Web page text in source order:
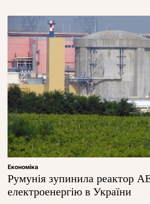
Економіка
Румунія зупинила реактор
електроенергію в України